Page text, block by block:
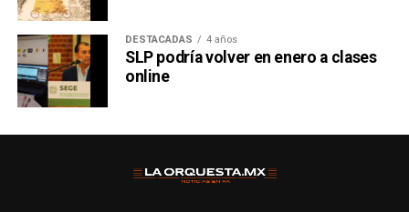
DESTACADAS 4 años
SLP podría volver en enero a clases
online